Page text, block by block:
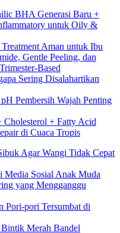
BHA Generasi Baru +
untuk Oily &
Aman untuk Ibu
Gentle Peeling, dan
Based
Sering Disalahartikan
Pembersih Wajah Penting
Cholesterol + Fatty Acid
di Cuaca Tropis
Agar Wangi Tidak Cepat
Media Sosial Anak Muda
yang Mengganggu
Pori-pori Tersumbat di
Merah Bandel